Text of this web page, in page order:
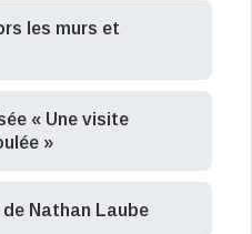
les murs et
« Une visite
»
de Nathan Laube